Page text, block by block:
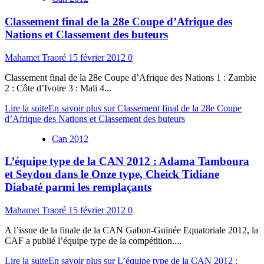
Classement final de la 28e Coupe d’Afrique des
Nations et Classement des buteurs
Mahamet Traoré 15 février 2012 0
Classement final de la 28e Coupe d’Afrique des Nations 1 : Zambie
2 : Côte d’Ivoire 3 : Mali 4...
Lire la suiteEn savoir plus sur Classement final de la 28e Coupe
d’Afrique des Nations et Classement des buteurs
Can 2012
L’équipe type de la CAN 2012 : Adama Tamboura
et Seydou dans le Onze type, Cheick Tidiane
Diabaté parmi les remplaçants
Mahamet Traoré 15 février 2012 0
A l’issue de la finale de la CAN Gabon-Guinée Equatoriale 2012, la
CAF a publié l’équipe type de la compétition....
Lire la suiteEn savoir plus sur L’équipe type de la CAN 2012 :